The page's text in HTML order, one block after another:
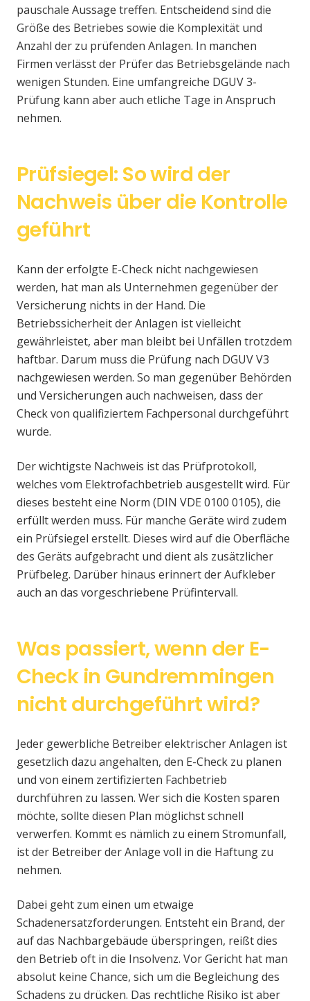
pauschale Aussage treffen. Entscheidend sind die
Größe des Betriebes sowie die Komplexität und
Anzahl der zu prüfenden Anlagen. In manchen
Firmen verlässt der Prüfer das Betriebsgelände nach
wenigen Stunden. Eine umfangreiche DGUV 3-
Prüfung kann aber auch etliche Tage in Anspruch
nehmen.
Prüfsiegel: So wird der
Nachweis über die Kontrolle
geführt
Kann der erfolgte E-Check nicht nachgewiesen
werden, hat man als Unternehmen gegenüber der
Versicherung nichts in der Hand. Die
Betriebssicherheit der Anlagen ist vielleicht
gewährleistet, aber man bleibt bei Unfällen trotzdem
haftbar. Darum muss die Prüfung nach DGUV V3
nachgewiesen werden. So man gegenüber Behörden
und Versicherungen auch nachweisen, dass der
Check von qualifiziertem Fachpersonal durchgeführt
wurde.
Der wichtigste Nachweis ist das Prüfprotokoll,
welches vom Elektrofachbetrieb ausgestellt wird. Für
dieses besteht eine Norm (DIN VDE 0100 0105), die
erfüllt werden muss. Für manche Geräte wird zudem
ein Prüfsiegel erstellt. Dieses wird auf die Oberfläche
des Geräts aufgebracht und dient als zusätzlicher
Prüfbeleg. Darüber hinaus erinnert der Aufkleber
auch an das vorgeschriebene Prüfintervall.
Was passiert, wenn der E-
Check in Gundremmingen
nicht durchgeführt wird?
Jeder gewerbliche Betreiber elektrischer Anlagen ist
gesetzlich dazu angehalten, den E-Check zu planen
und von einem zertifizierten Fachbetrieb
durchführen zu lassen. Wer sich die Kosten sparen
möchte, sollte diesen Plan möglichst schnell
verwerfen. Kommt es nämlich zu einem Stromunfall,
ist der Betreiber der Anlage voll in die Haftung zu
nehmen.
Dabei geht zum einen um etwaige
Schadenersatzforderungen. Entsteht ein Brand, der
auf das Nachbargebäude überspringen, reißt dies
den Betrieb oft in die Insolvenz. Vor Gericht hat man
absolut keine Chance, sich um die Begleichung des
Schadens zu drücken. Das rechtliche Risiko ist aber